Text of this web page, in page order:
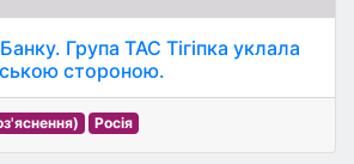
Група ТАС Тігіпка уклала
стороною.
Росія